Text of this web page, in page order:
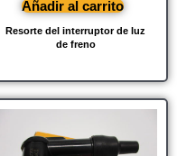
Resorte del interruptor de luz
de freno
Añadir al carrito